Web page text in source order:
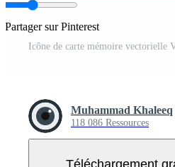
Partager sur Pinterest
Icône de carte mémoire vectorielle
Muhammad Khaleeq
118 086 Ressources
Téléchargement